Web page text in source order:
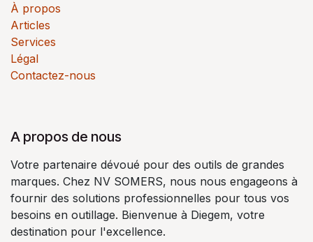
À propos
Articles
Services
Légal
Contactez-nous
A propos de nous
Votre partenaire dévoué pour des outils de grandes
marques. Chez NV SOMERS, nous nous engageons à
fournir des solutions professionnelles pour tous vos
besoins en outillage. Bienvenue à Diegem, votre
destination pour l'excellence.